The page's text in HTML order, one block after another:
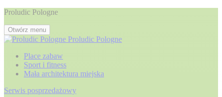
Proludic Pologne
Otwórz menu
Proludic Pologne
Place zabaw
Sport i fitness
Mała architektura miejska
Serwis posprzedażowy